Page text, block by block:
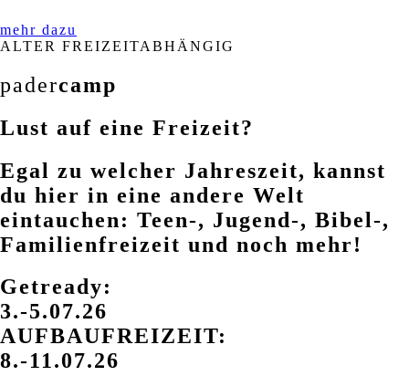
mehr dazu
ALTER FREIZEITABHÄNGIG
padercamp
Lust auf eine Freizeit?
Egal zu welcher Jahreszeit, kannst
du hier in eine andere Welt
eintauchen: Teen-, Jugend-, Bibel-,
Familienfreizeit und noch mehr!
Getready:
3.-5.07.26
AUFBAUFREIZEIT:
8.-11.07.26